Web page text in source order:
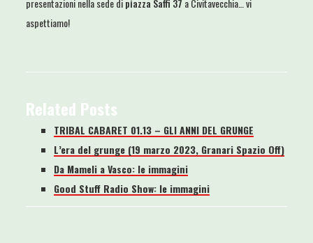
presentazioni nella sede dipiazza Saffi 37 a Civitavecchia… vi
aspettiamo!
Related Posts
TRIBAL CABARET 01.13 – GLI ANNI DEL GRUNGE
L’era del grunge (19 marzo 2023, Granari Spazio Off)
Da Mameli a Vasco: le immagini
Good Stuff Radio Show: le immagini